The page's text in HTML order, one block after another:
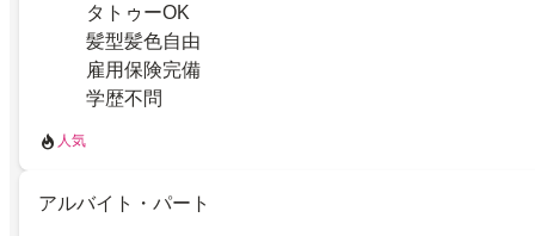
タトゥーOK
髪型髪色自由
雇用保険完備
学歴不問
人気
アルバイト・パート